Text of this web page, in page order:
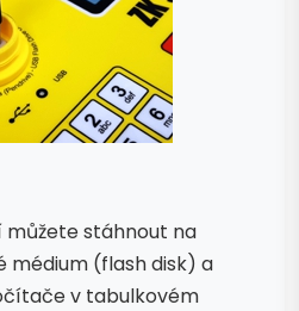
stáhnout na
médium (flash disk) a
v tabulkovém